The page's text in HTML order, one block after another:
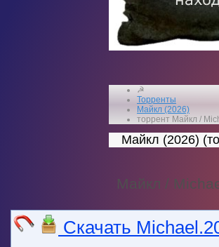
☭
Торренты
Майкл (2026)
торрент Майкл /
Майкл (2026)
Майкл /
Скачать